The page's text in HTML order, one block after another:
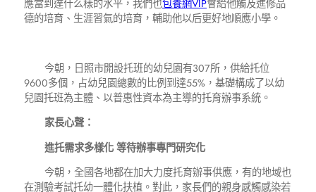
應當到達什么樣的水平，我們也包養網VIP會給他觸及進修品
德的培育、生涯習氣的培育，輔助他以后更好地順應小學。
今朝，日照市開設托班的幼兒園有307所，供給托位
9600多個，占幼兒園總數的比例到達55%，基礎構成了以幼
兒園托班為主體、以普惠性資本為主導的托育辦事系統。
家長心聲：
進托需求多樣化 等待辦事專門研究化
今朝，全國各地都在加大力度托育辦事供應，有的地域也
在測驗考試托幼一體化扶植。對此，家長們的親身感觸感染若